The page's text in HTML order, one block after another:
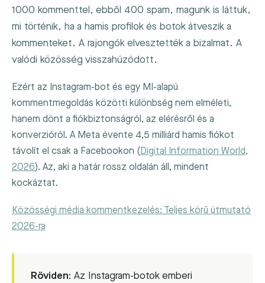
1000 kommenttel, ebből 400 spam, magunk is láttuk,
mi történik, ha a hamis profilok és botok átveszik a
kommenteket. A rajongók elvesztették a bizalmat. A
valódi közösség visszahúzódott.
Ezért az Instagram-bot és egy MI-alapú
kommentmegoldás közötti különbség nem elméleti,
hanem dönt a fiókbiztonságról, az elérésről és a
konverzióról. A Meta évente 4,5 milliárd hamis fiókot
távolít el csak a Facebookon (Digital Information World,
2026). Az, aki a határ rossz oldalán áll, mindent
kockáztat.
Közösségi média kommentkezelés: Teljes körű útmutató
2026-ra
Röviden: Az Instagram-botok emberi